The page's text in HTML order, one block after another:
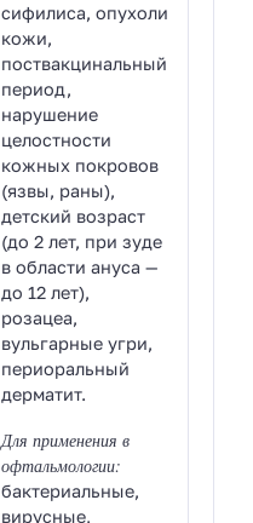
сифилиса, опухоли
кожи,
поствакцинальный
период,
нарушение
целостности
кожных покровов
(язвы, раны),
детский возраст
(до 2 лет, при зуде
в области ануса —
до 12 лет),
розацеа,
вульгарные угри,
периоральный
дерматит.
Для применения в
офтальмологии:
бактериальные,
вирусные,